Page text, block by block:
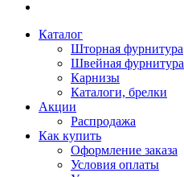
Каталог
Шторная фурнитура
Швейная фурнитура
Карнизы
Каталоги, брелки
Акции
Распродажа
Как купить
Оформление заказа
Условия оплаты